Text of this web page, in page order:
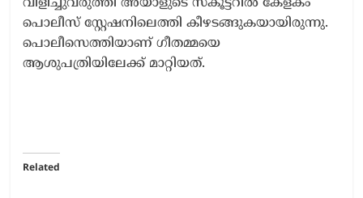
പൊലീസ് സ്റ്റേഷനിലെത്തി കീഴടങ്ങുകയായിരുന്നു.
പൊലീസെത്തിയാണ് ഗീതമ്മയെ
ആശുപത്രിയിലേക്ക് മാറ്റിയത്.
Related